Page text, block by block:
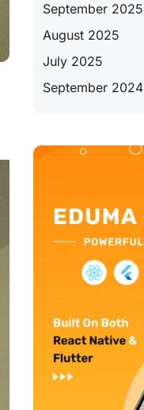
September 2025
August 2025
July 2025
September 2024